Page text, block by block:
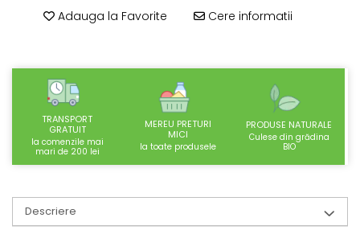
SUPLIMENTE DETOXIFIERE
COLON
SUPLIMENTE IMUNITATE
COSMETICE FAȚĂ
CREME CORP-MASAJ-MAINI -
CALCAIE
ULEIURI
Adauga la Favorite Cere informatii
TRANSPORT
GRATUIT
la comenzile mai
mari de 200 lei
MEREU PRETURI
MICI
la toate produsele
PRODUSE NATURALE
Culese din grădina
BIO
Descriere